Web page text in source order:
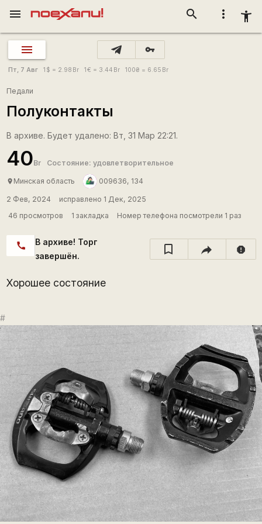
more_vert accessibility_new
search
menu
vpn_key
Пт, 7 Авг 1 $ = 2.98 Br 1€ = 3.44 Br 100₴ = 6.65 Br
Педали
Полуконтакты
В архиве. Будет удалено: Вт, 31 Мар 22:21.
40Br Состояние: удовлетворительное
place Минская область 009636, 134
2 Фев, 2024
исправлено 1 Дек, 2025
46 просмотров
1 закладка Номер телефона посмотрели 1 раз
call
В архиве! Торг
завершён.
report
Хорошее состояние
#